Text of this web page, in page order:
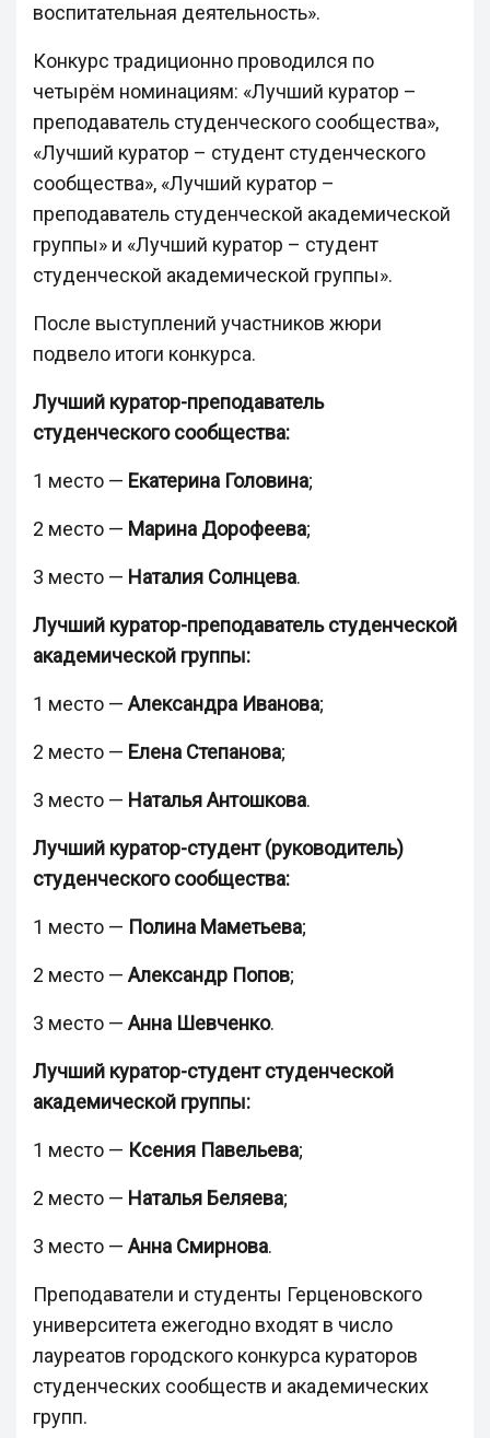
воспитательная деятельность».
Конкурс традиционно проводился по
четырём номинациям: «Лучший куратор –
преподаватель студенческого сообщества»,
«Лучший куратор – студент студенческого
сообщества», «Лучший куратор –
преподаватель студенческой академической
группы» и «Лучший куратор – студент
студенческой академической группы».
После выступлений участников жюри
подвело итоги конкурса.
Лучший куратор-преподаватель
студенческого сообщества:
1 место — Екатерина Головина;
2 место — Марина Дорофеева;
3 место — Наталия Солнцева.
Лучший куратор-преподаватель студенческой
академической группы:
1 место — Александра Иванова;
2 место — Елена Степанова;
3 место — Наталья Антошкова.
Лучший куратор-студент (руководитель)
студенческого сообщества:
1 место — Полина Маметьева;
2 место — Александр Попов;
3 место — Анна Шевченко.
Лучший куратор-студент студенческой
академической группы:
1 место — Ксения Павельева;
2 место — Наталья Беляева;
3 место — Анна Смирнова.
Преподаватели и студенты Герценовского
университета ежегодно входят в число
лауреатов городского конкурса кураторов
студенческих сообществ и академических
групп.